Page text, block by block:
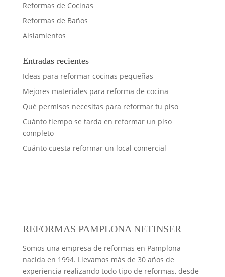
Reformas de Cocinas
Reformas de Baños
Aislamientos
Entradas recientes
Ideas para reformar cocinas pequeñas
Mejores materiales para reforma de cocina
Qué permisos necesitas para reformar tu piso
Cuánto tiempo se tarda en reformar un piso
completo
Cuánto cuesta reformar un local comercial
REFORMAS PAMPLONA NETINSER
Somos una empresa de reformas en Pamplona
nacida en 1994. Llevamos más de 30 años de
experiencia realizando todo tipo de reformas, desde